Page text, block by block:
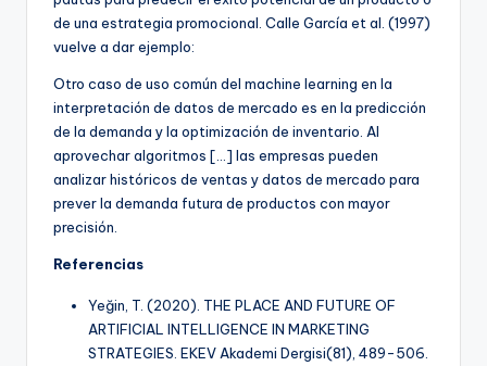
de una estrategia promocional. Calle García et al. (1997)
vuelve a dar ejemplo:
Otro caso de uso común del machine learning en la
interpretación de datos de mercado es en la predicción
de la demanda y la optimización de inventario. Al
aprovechar algoritmos […] las empresas pueden
analizar históricos de ventas y datos de mercado para
prever la demanda futura de productos con mayor
precisión.
Referencias
Yeğin, T. (2020). THE PLACE AND FUTURE OF
ARTIFICIAL INTELLIGENCE IN MARKETING
STRATEGIES. EKEV Akademi Dergisi(81), 489-506.